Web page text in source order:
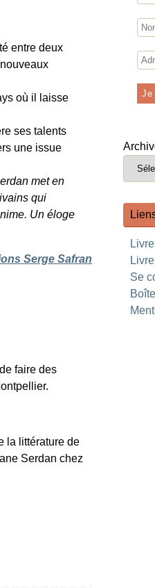
entre deux
où il laisse
ses talents
une issue
met en
qui
Un éloge
Serge Safran
faire des
la littérature de
Serdan chez
Se